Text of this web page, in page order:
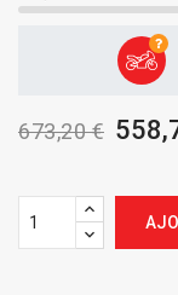
673,20 €